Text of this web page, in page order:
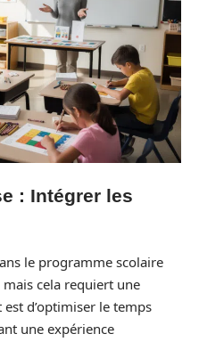
: Intégrer les
le programme scolaire
mais cela requiert une
est d’optimiser le temps
une expérience